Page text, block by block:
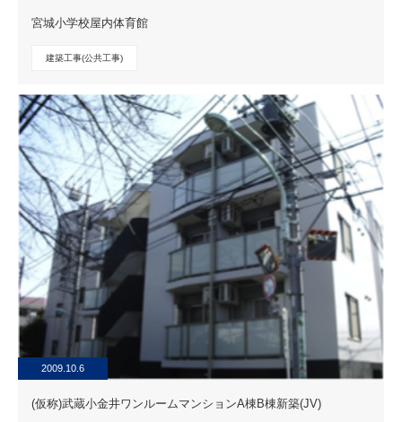
宮城小学校屋内体育館
建築工事(公共工事)
2009.10.6
(仮称)武蔵小金井ワンルームマンションA棟B棟新築(JV)